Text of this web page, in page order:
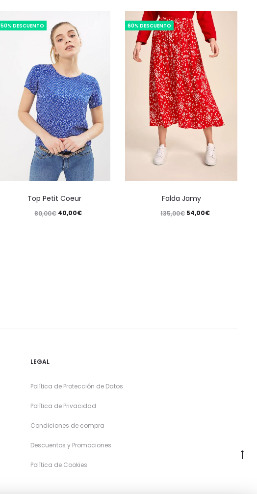
50% DESCUENTO
Top Petit Coeur
80,00€ 40,00€
60% DESCUENTO
Falda Jamy
135,00€ 54,00€
LEGAL
Política de Protección de Datos
Política de Privacidad
Condiciones de compra
Descuentos y Promociones
Política de Cookies